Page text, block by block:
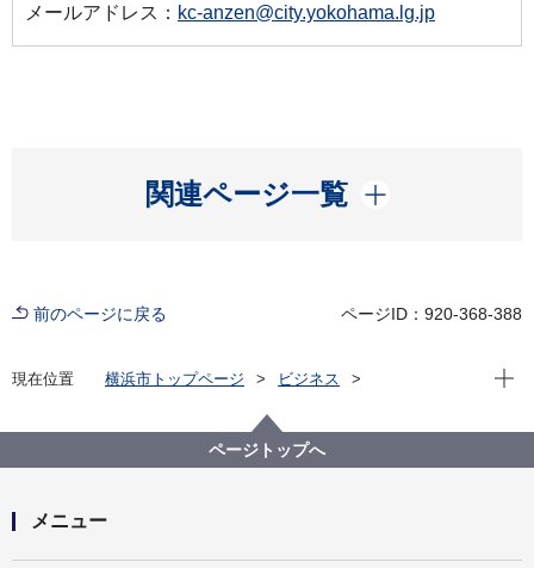
メールアドレス： kc-anzen@city.yokohama.lg.jp
関連ページ一覧
開く
前のページに戻る ページID：920-368-388
現在位置 横浜市トップページ
ビジネス
建築関連手続・法令・許認可
定期報告制度について
２ 定期報告制度とは（リーフレット等）
現在
ページトップへ
メニュー